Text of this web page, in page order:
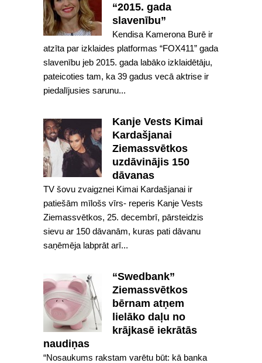
“2015. gada
slavenību”
Kendisa Kamerona Burē ir
atzīta par izklaides platformas “FOX411” gada
slavenību jeb 2015. gada labāko izklaidētāju,
pateicoties tam, ka 39 gadus vecā aktrise ir
piedalījusies sarunu...
Kanje Vests Kimai
Kardašjanai
Ziemassvētkos
uzdāvinājis 150
dāvanas
TV šovu zvaigznei Kimai Kardašjanai ir
patiešām mīlošs vīrs- reperis Kanje Vests
Ziemassvētkos, 25. decembrī, pārsteidzis
sievu ar 150 dāvanām, kuras pati dāvanu
saņēmēja labprāt arī...
“Swedbank”
Ziemassvētkos
bērnam atņem
lielāko daļu no
krājkasē iekrātās
naudiņas
“Nosaukums rakstam varētu būt: kā banka